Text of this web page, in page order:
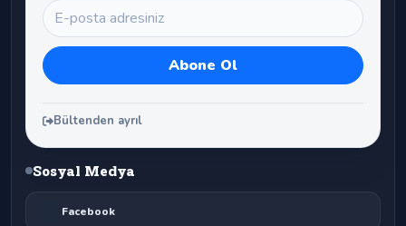
Bültenden ayrıl
Sosyal Medya
Facebook